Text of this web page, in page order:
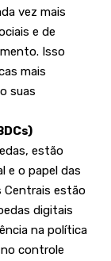
vez mais
e de
Isso
mais
suas
estão
e o papel das
Centrais estão
digitais
na política
controle